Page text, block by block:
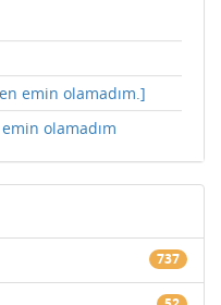
emin olamadım.]
olamadım
737